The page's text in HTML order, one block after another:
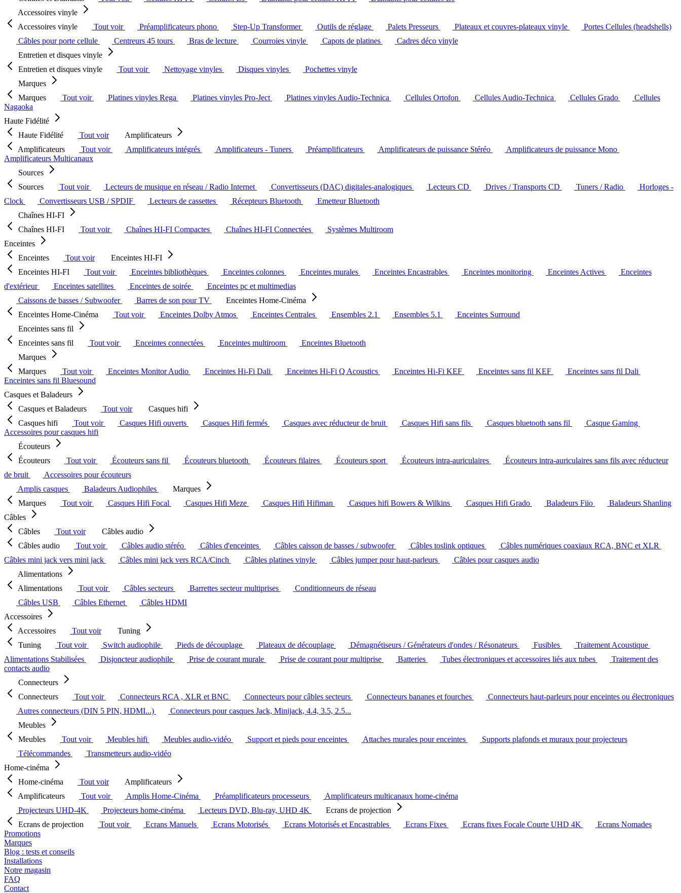
Accessoires vinyle
Accessoires vinyle
Tout voir Préamplificateurs phono Step-Up Transformer Outils de réglage Palets Presseurs Plateaux et couvres-plateaux vinyle
Portes Cellules (headshells)
Câbles pour porte cellule
Centreurs 45 tours Bras de lecture Courroies vinyle Capots de platines
Cadres déco vinyle
Entretien et disques vinyle
Entretien et disques vinyle
Tout voir Nettoyage vinyles Disques vinyles
Pochettes vinyle
Marques
Marques
Tout voir Platines vinyles Rega Platines vinyles Pro-Ject Platines vinyles Audio-Technica Cellules Ortofon Cellules Audio-Technica Cellules Grado
Cellules
Nagaoka
Haute Fidélité
Haute Fidélité
Tout voir
Amplificateurs
Amplificateurs
Tout voir Amplificateurs intégrés Amplificateurs - Tuners Préamplificateurs Amplificateurs de puissance Stéréo
Amplificateurs de puissance Mono
Amplificateurs Multicanaux
Sources
Sources
Tout voir Lecteurs de musique en réseau / Radio Internet Convertisseurs (DAC) digitales-analogiques Lecteurs CD Drives / Transports CD Tuners / Radio
Horloges -
Clock
Convertisseurs USB / SPDIF Lecteurs de cassettes Récepteurs Bluetooth
Emetteur Bluetooth
Chaînes HI-FI
Chaînes HI-FI
Tout voir Chaînes HI-FI Compactes Chaînes HI-FI Connectées
Systèmes Multiroom
Enceintes
Enceintes
Tout voir
Enceintes HI-FI
Enceintes HI-FI
Tout voir Enceintes bibliothèques Enceintes colonnes Enceintes murales Enceintes Encastrables Enceintes monitoring Enceintes Actives
Enceintes
d'extérieur
Enceintes satellites Enceintes de soirée
Enceintes pc et multimedias
Caissons de basses / Subwoofer
Barres de son pour TV
Enceintes Home-Cinéma
Enceintes Home-Cinéma
Tout voir Enceintes Dolby Atmos Enceintes Centrales Ensembles 2.1 Ensembles 5.1
Enceintes Surround
Enceintes sans fil
Enceintes sans fil
Tout voir Enceintes connectées Enceintes multiroom
Enceintes Bluetooth
Marques
Marques
Tout voir Enceintes Monitor Audio Enceintes Hi-Fi Dali Enceintes Hi-Fi Q Acoustics Enceintes Hi-Fi KEF Enceintes sans fil KEF
Enceintes sans fil Dali
Enceintes sans fil Bluesound
Casques et Baladeurs
Casques et Baladeurs
Tout voir
Casques hifi
Casques hifi
Tout voir Casques Hifi ouverts Casques Hifi fermés Casques avec réducteur de bruit Casques Hifi sans fils Casques bluetooth sans fil
Casque Gaming
Accessoires pour casques hifi
Écouteurs
Écouteurs
Tout voir Écouteurs sans fil Écouteurs bluetooth Écouteurs filaires Écouteurs sport Écouteurs intra-auriculaires
Écouteurs intra-auriculaires sans fils avec réducteur
de bruit
Accessoires pour écouteurs
Amplis casques
Baladeurs Audiophiles
Marques
Marques
Tout voir Casques Hifi Focal Casques Hifi Meze Casques Hifi Hifiman Casques hifi Bowers & Wilkins Casques Hifi Grado Baladeurs Fiio
Baladeurs Shanling
Câbles
Câbles
Tout voir
Câbles audio
Câbles audio
Tout voir Câbles audio stéréo Câbles d'enceintes Câbles caisson de basses / subwoofer Câbles toslink optiques
Câbles numériques coaxiaux RCA, BNC et XLR
Câbles mini jack vers mini jack
Câbles mini jack vers RCA/Cinch Câbles platines vinyle Câbles jumper pour haut-parleurs
Câbles pour casques audio
Alimentations
Alimentations
Tout voir Câbles secteurs Barrettes secteur multiprises
Conditionneurs de réseau
Câbles USB
Câbles Ethernet
Câbles HDMI
Accessoires
Accessoires
Tout voir
Tuning
Tuning
Tout voir Switch audiophile Pieds de découplage Plateaux de découplage Démagnétiseurs / Générateurs d'ondes / Résonateurs Fusibles
Traitement Acoustique
Alimentations Stabilisées
Disjoncteur audiophile Prise de courant murale Prise de courant pour multiprise Batteries Tubes électroniques et accessoires liés aux tubes
Traitement des
contacts audio
Connecteurs
Connecteurs
Tout voir Connecteurs RCA , XLR et BNC Connecteurs pour câbles secteurs Connecteurs bananes et fourches
Connecteurs haut-parleurs pour enceintes ou électroniques
Autres connecteurs (DIN 5 PIN, HDMI...)
Connecteurs pour casques Jack, Minijack, 4.4, 3.5, 2.5...
Meubles
Meubles
Tout voir Meubles hifi Meubles audio-vidéo Support et pieds pour enceintes Attaches murales pour enceintes
Supports plafonds et muraux pour projecteurs
Télécommandes
Transmetteurs audio-vidéo
Home-cinéma
Home-cinéma
Tout voir
Amplificateurs
Amplificateurs
Tout voir Amplis Home-Cinéma Préamplificateurs processeurs
Amplificateurs multicanaux home-cinéma
Projecteurs UHD-4K
Projecteurs home-cinéma Lecteurs DVD, Blu-ray, UHD 4K
Ecrans de projection
Ecrans de projection
Tout voir Ecrans Manuels Ecrans Motorisés Ecrans Motorisés et Encastrables Ecrans Fixes Ecrans fixes Focale Courte UHD 4K
Ecrans Nomades
Promotions
Marques
Blog : tests et conseils
Installations
Notre magasin
FAQ
Contact